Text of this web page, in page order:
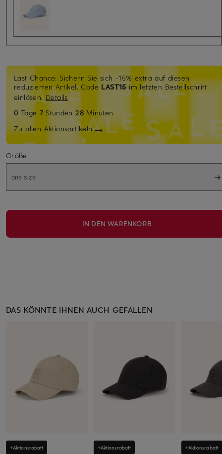
Last Chance: Sichern Sie sich -15% extra auf diesen
reduzierten Artikel. Code LAST15im letzten Bestellschritt
einlösen.Details
0 Tage7 Stunden28 Minuten
Zu allen Aktionsartikeln
Größe
one size
IN DEN WARENKORB
DAS KÖNNTE IHNEN AUCH GEFALLEN
+Aktionsrabatt +Aktionsrabatt +Aktionsrabatt